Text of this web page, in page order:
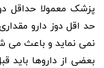
پزشک معمولا حداقل
حد اقل دوز دارو
نمی نماید و باعث می
بعضی از داروها باید